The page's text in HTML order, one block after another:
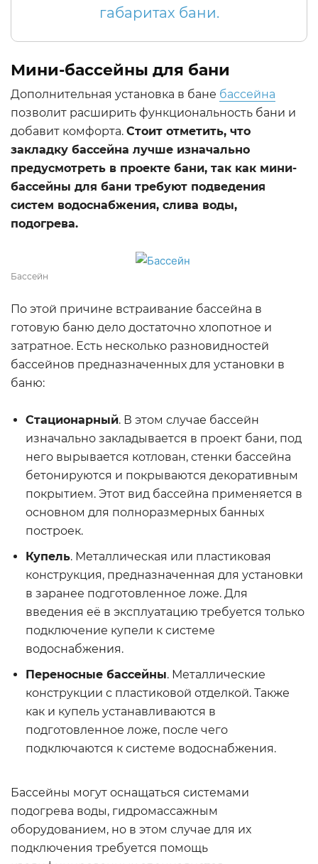
габаритах бани.
Мини-бассейны для бани
Дополнительная установка в бане бассейна
позволит расширить функциональность бани и
добавит комфорта. Стоит отметить, что
закладку бассейна лучше изначально
предусмотреть в проекте бани, так как мини-
бассейны для бани требуют подведения
систем водоснабжения, слива воды,
подогрева.
Бассейн
По этой причине встраивание бассейна в
готовую баню дело достаточно хлопотное и
затратное. Есть несколько разновидностей
бассейнов предназначенных для установки в
баню:
Стационарный. В этом случае бассейн
изначально закладывается в проект бани, под
него вырывается котлован, стенки бассейна
бетонируются и покрываются декоративным
покрытием. Этот вид бассейна применяется в
основном для полноразмерных банных
построек.
Купель. Металлическая или пластиковая
конструкция, предназначенная для установки
в заранее подготовленное ложе. Для
введения её в эксплуатацию требуется только
подключение купели к системе
водоснабжения.
Переносные бассейны. Металлические
конструкции с пластиковой отделкой. Также
как и купель устанавливаются в
подготовленное ложе, после чего
подключаются к системе водоснабжения.
Бассейны могут оснащаться системами
подогрева воды, гидромассажным
оборудованием, но в этом случае для их
подключения требуется помощь